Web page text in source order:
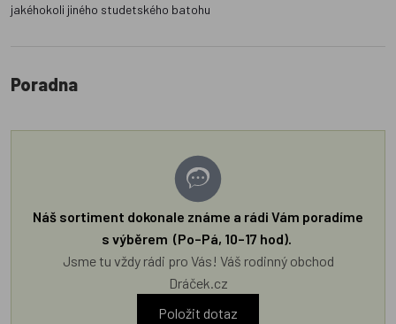
jakéhokoli jiného studetského batohu
Poradna
Náš sortiment dokonale známe a rádi Vám poradíme
s výběrem (Po–Pá, 10–17 hod).
Jsme tu vždy rádi pro Vás! Váš rodinný obchod
Dráček.cz
Položit dotaz